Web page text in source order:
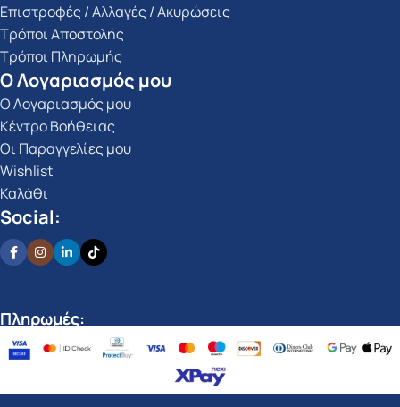
Επιστροφές / Αλλαγές / Ακυρώσεις
Τρόποι Αποστολής
Τρόποι Πληρωμής
Ο Λογαριασμός μου
Ο Λογαριασμός μου
Κέντρο Βοήθειας
Οι Παραγγελίες μου
Wishlist
Καλάθι
Social:
Πληρωμές: